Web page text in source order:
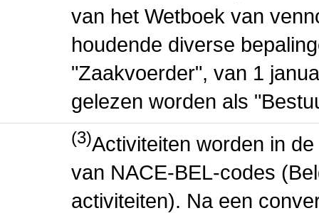
van het Wetboek van
houdende diverse
"Zaakvoerder", van 1
gelezen worden als
(3)Activiteiten worden in
van NACE-BEL-codes
activiteiten). Na een